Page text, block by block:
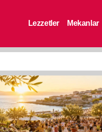
Lezzetler Mekanlar